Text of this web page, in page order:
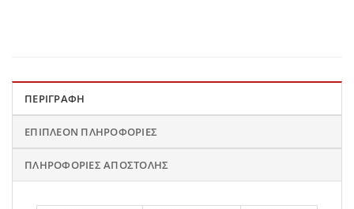
ΠΕΡΙΓΡΑΦΉ
ΕΠΙΠΛΈΟΝ ΠΛΗΡΟΦΟΡΊΕΣ
ΠΛΗΡΟΦΟΡΊΕΣ ΑΠΟΣΤΟΛΉΣ